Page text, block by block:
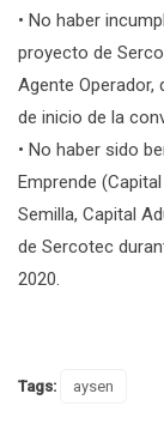
• No haber
proyecto de
Agente
de inicio de la
• No haber sido
Emprende
Semilla, Capital
de Sercotec
2020.
Tags: aysen